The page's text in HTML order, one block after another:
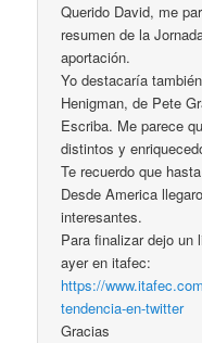
Querido David, me
resumen de la
aportación.
Yo destacaría
Henigman, de Pete
Escriba. Me parece
distintos y
Te recuerdo que
Desde America
interesantes.
Para finalizar dejo un
ayer en itafec:
https://
tendencia-en-twitter
Gracias